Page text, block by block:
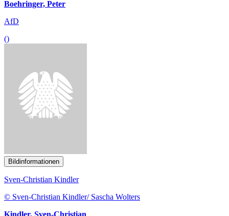
()
Bildinformationen
Sven-Christian Kindler
Bündnis 90/Die Grünen
()